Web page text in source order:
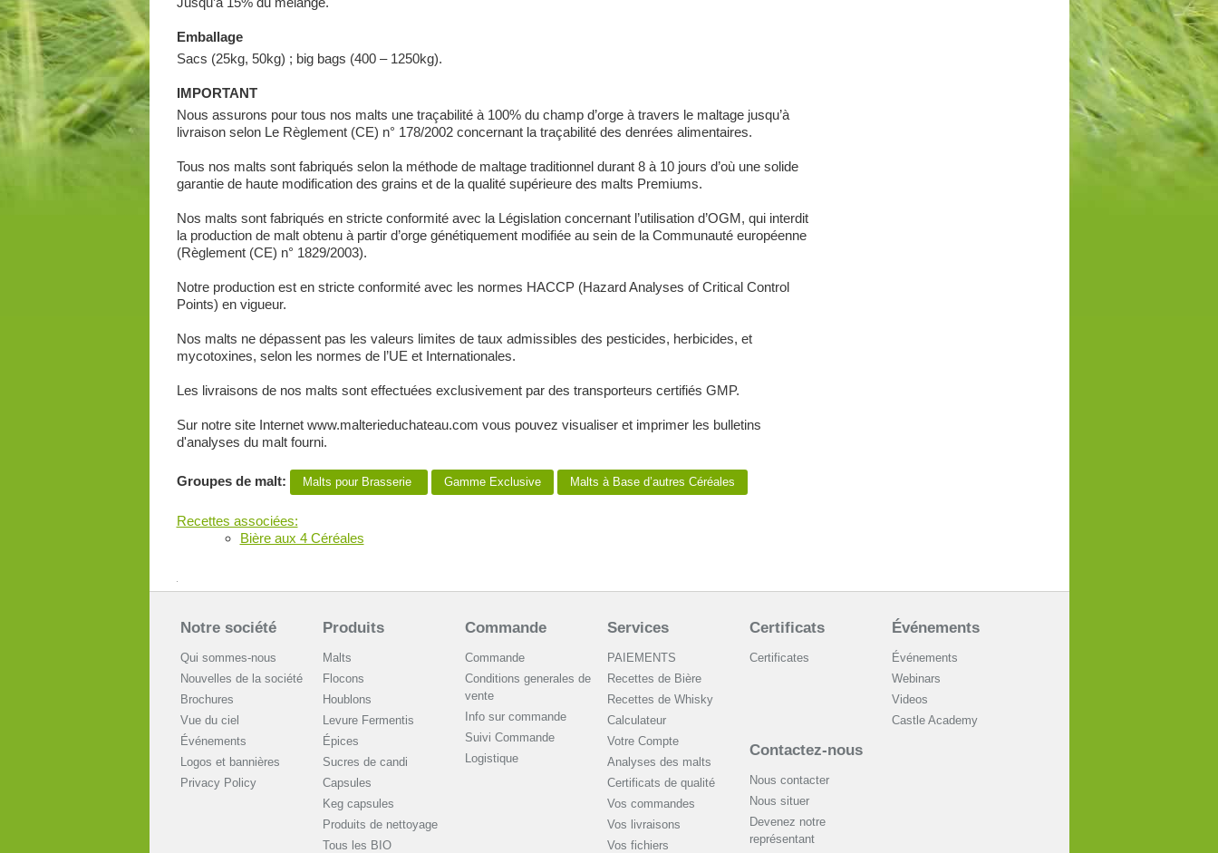
Emballage
Sacs (25kg, 50kg) ; big bags (400 – 1250kg).
IMPORTANT
Nous assurons pour tous nos malts une traçabilité à 100% du champ d’orge à travers le maltage jusqu’à
livraison selon Le Règlement (CE) n° 178/2002 concernant la traçabilité des denrées alimentaires.
Tous nos malts sont fabriqués selon la méthode de maltage traditionnel durant 8 à 10 jours d’où une solide
garantie de haute modification des grains et de la qualité supérieure des malts Premiums.
Nos malts sont fabriqués en stricte conformité avec la Législation concernant l’utilisation d’OGM, qui interdit
la production de malt obtenu à partir d’orge génétiquement modifiée au sein de la Communauté européenne
(Règlement (CE) n° 1829/2003).
Notre production est en stricte conformité avec les normes HACCP (Hazard Analyses of Critical Control
Points) en vigueur.
Nos malts ne dépassent pas les valeurs limites de taux admissibles des pesticides, herbicides, et
mycotoxines, selon les normes de l’UE et Internationales.
Les livraisons de nos malts sont effectuées exclusivement par des transporteurs certifiés GMP.
Sur notre site Internet www.malterieduchateau.com vous pouvez visualiser et imprimer les bulletins
d'analyses du malt fourni.
Groupes de malt: Malts pour Brasserie Gamme Exclusive Malts à Base d’autres Céréales
Recettes associées:
Bière aux 4 Céréales
Notre société
Qui sommes-nous
Nouvelles de la société
Brochures
Vue du ciel
Événements
Logos et bannières
Privacy Policy
Produits
Malts
Flocons
Houblons
Levure Fermentis
Épices
Sucres de candi
Capsules
Keg capsules
Produits de nettoyage
Tous les BIO
Commande
Commande
Conditions generales de
vente
Info sur commande
Suivi Commande
Logistique
Services
PAIEMENTS
Recettes de Bière
Recettes de Whisky
Сalculateur
Votre Compte
Analyses des malts
Certificats de qualité
Vos commandes
Vos livraisons
Vos fichiers
Certificats
Certificates
Événements
Événements
Webinars
Videos
Castle Academy
Contactez-nous
Nous contacter
Nous situer
Devenez notre
représentant